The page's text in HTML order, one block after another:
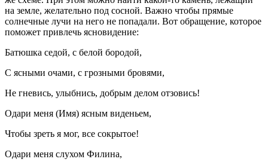
на земле, желательно под сосной. Важно чтобы прямые
солнечные лучи на него не попадали. Вот обращение, которое
поможет привлечь ясновидение:
Батюшка седой, с белой бородой,
С ясными очами, с грозными бровями,
Не гневись, улыбнись, добрым делом отзовись!
Одари меня (Имя) ясным виденьем,
Чтобы зреть я мог, все сокрытое!
Одари меня слухом Филина,